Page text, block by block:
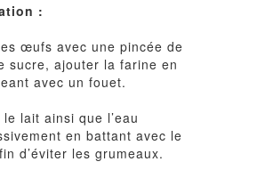
:
œufs avec une pincée de
sucre, ajouter la farine en
avec un fouet.
lait ainsi que l’eau
en battant avec le
d’éviter les grumeaux.